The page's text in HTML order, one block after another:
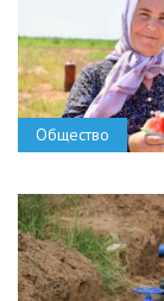
Общество